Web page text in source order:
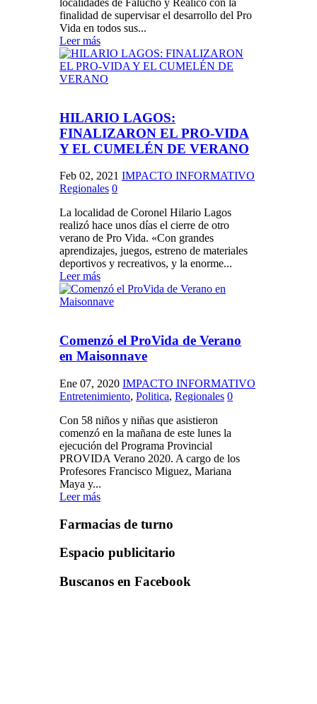
localidades de Falucho y Realicó con la
finalidad de supervisar el desarrollo del Pro
Vida en todos sus...
Leer más
HILARIO LAGOS:
FINALIZARON EL PRO-VIDA
Y EL CUMELÉN DE VERANO
Feb 02, 2021 IMPACTO INFORMATIVO
Regionales 0
La localidad de Coronel Hilario Lagos
realizó hace unos días el cierre de otro
verano de Pro Vida. «Con grandes
aprendizajes, juegos, estreno de materiales
deportivos y recreativos, y la enorme...
Leer más
Comenzó el ProVida de Verano
en Maisonnave
Ene 07, 2020 IMPACTO INFORMATIVO
Entretenimiento, Politica, Regionales 0
Con 58 niños y niñas que asistieron
comenzó en la mañana de este lunes la
ejecución del Programa Provincial
PROVIDA Verano 2020. A cargo de los
Profesores Francisco Miguez, Mariana
Maya y...
Leer más
Farmacias de turno
Espacio publicitario
Buscanos en Facebook